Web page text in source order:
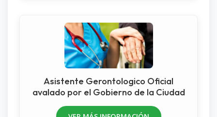
Asistente Gerontologico Oficial
avalado por el Gobierno de la Ciudad